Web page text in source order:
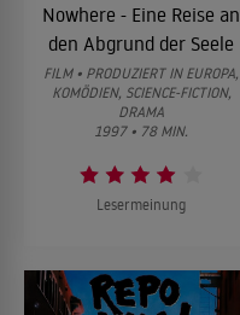
Nowhere - Eine Reise an
den Abgrund der Seele
FILM • PRODUZIERT IN EUROPA,
KOMÖDIEN, SCIENCE-FICTION,
DRAMA
1997 • 78 MIN.
Lesermeinung